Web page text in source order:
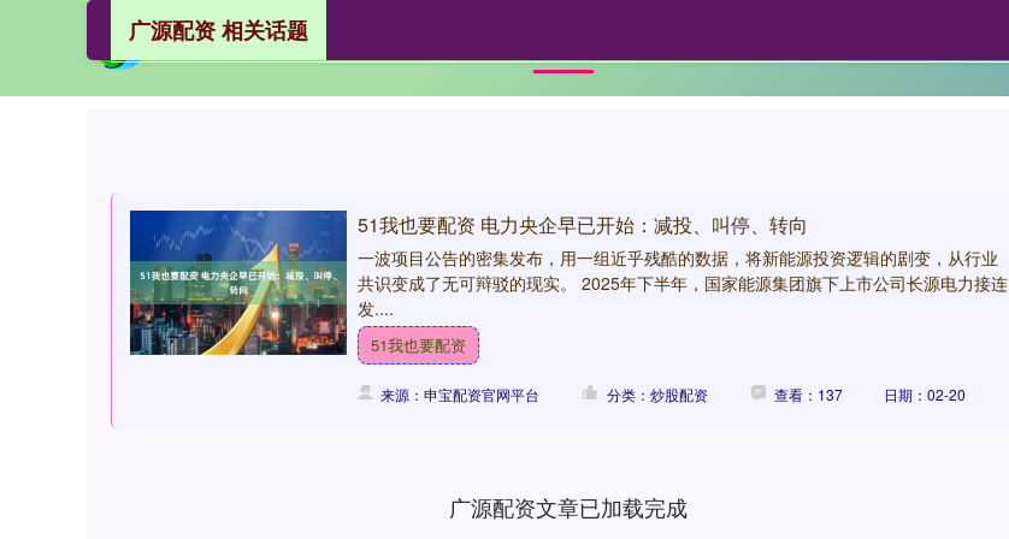
广源配资 相关话题
51我也要配资 电力央企早已开始：减投、叫停、转向
一波项目公告的密集发布，用一组近乎残酷的数据，将新能源投资逻辑的剧变，从行业
共识变成了无可辩驳的现实。 2025年下半年，国家能源集团旗下上市公司长源电力接连
发....
51我也要配资
来源：申宝配资官网平台 分类：炒股配资 查看：137 日期：02-20
广源配资文章已加载完成